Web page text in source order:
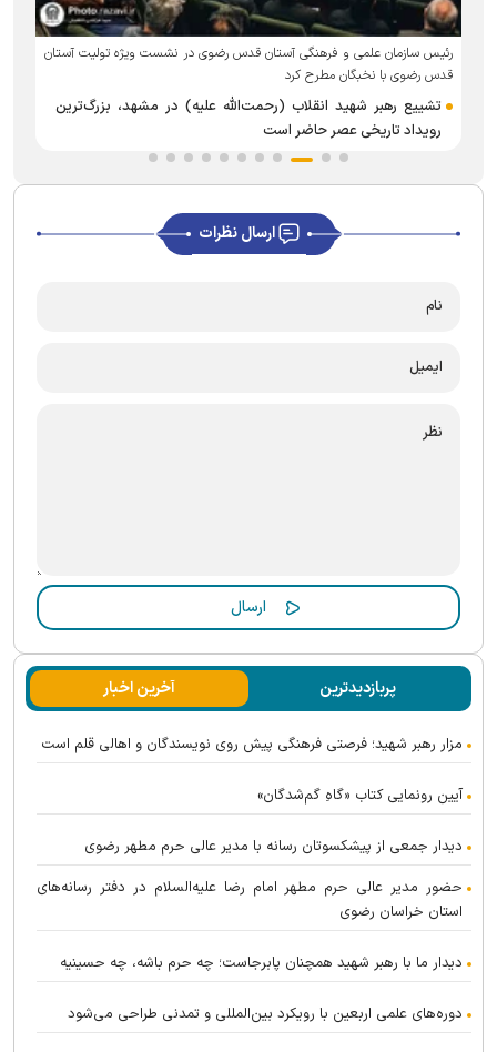
رئیس سازمان علمی و فرهنگی آستان قدس رضوی در نشست ویژه تولیت آستان
قدس رضوی با نخبگان مطرح کرد
تشییع رهبر شهید انقلاب (رحمت‌الله علیه) در مشهد، بزرگ‌ترین
رویداد تاریخی عصر حاضر است
ارسال نظرات
پربازدیدترین آخرین اخبار
مزار رهبر شهید؛ فرصتی فرهنگی پیش روی نویسندگان و اهالی قلم است
آیین رونمایی کتاب «گاهِ گم‌شدگان»
دیدار جمعی از پیشکسوتان رسانه با مدیر عالی حرم مطهر رضوی
حضور مدیر عالی حرم مطهر امام رضا علیه‌السلام در دفتر رسانه‌های
استان خراسان رضوی
دیدار ما با رهبر شهید همچنان پابرجاست؛ چه حرم باشه، چه حسینیه
دوره‌های علمی اربعین با رویکرد بین‌المللی و تمدنی طراحی می‌شود